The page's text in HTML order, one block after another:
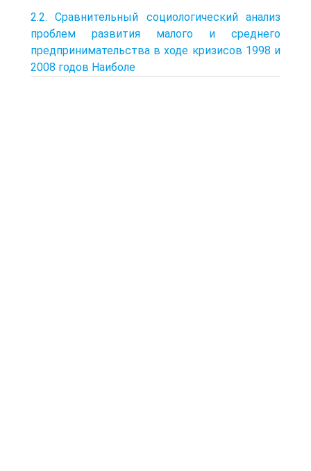
2.2. Сравнительный социологический анализ
проблем развития малого и среднего
предпринимательства в ходе кризисов 1998 и
2008 годов Наиболе